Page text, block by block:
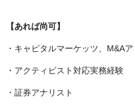
【あれば尚可】
・キャピタルマーケッツ、M&A
・アクティビスト対応実務経験
・証券アナリスト